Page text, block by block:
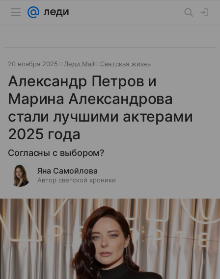
20 ноября 2025 Леди Mail Светская жизнь
Александр Петров и
Марина Александрова
стали лучшими актерами
2025 года
Согласны с выбором?
Яна Самойлова
Автор светской хроники